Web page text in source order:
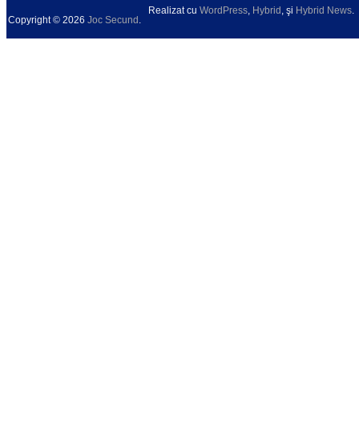
Copyright © 2026 Joc Secund
Realizat cu WordPress Hybrid , şi Hybrid News